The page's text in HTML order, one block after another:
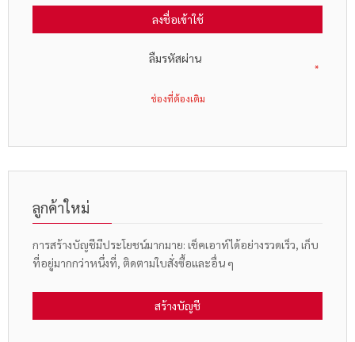
ลงชื่อเข้าใช้
ลืมรหัสผ่าน
ลูกค้าใหม่
การสร้างบัญชีมีประโยชน์มากมาย: เช็คเอาท์ได้อย่างรวดเร็ว, เก็บ
ที่อยู่มากกว่าหนึ่งที่, ติดตามใบสั่งซื้อและอื่น ๆ
สร้างบัญชี